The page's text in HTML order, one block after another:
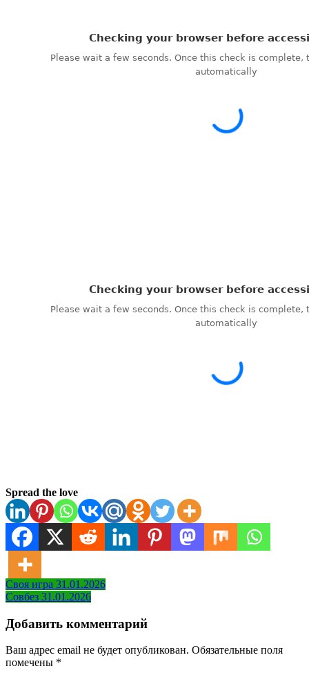
Spread the love
Навигация
по
записям
Своя игра 31.01.2026
Совбез 31.01.2026
Добавить комментарий
Ваш адрес email не будет опубликован. Обязательные поля
помечены *